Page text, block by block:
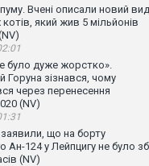
Вчені описали новий вид
який жив 5 мільйонів
було дуже жорстко».
Горуна зізнався, чому
через перенесення
(NV)
заявили, що на борту
Ан-124 у Лейпцигу не було
(NV)